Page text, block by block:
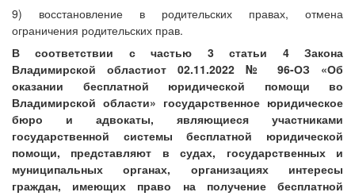
9) восстановление в родительских правах, отмена
ограничения родительских прав.
В соответствии с частью 3 статьи 4 Закона
Владимирской областиот 02.11.2022 № 96-ОЗ «Об
оказании бесплатной юридической помощи во
Владимирской области» государственное юридическое
бюро и адвокаты, являющиеся участниками
государственной системы бесплатной юридической
помощи, представляют в судах, государственных и
муниципальных органах, организациях интересы
граждан, имеющих право на получение бесплатной